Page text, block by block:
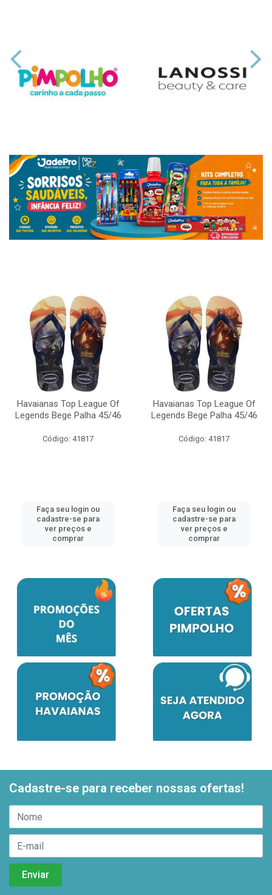
Havaianas Top League Of
Legends Bege Palha 45/46
Código: 41817
Faça seu login ou
cadastre-se para
ver preços e
comprar
Havaianas Top League Of
Legends Bege Palha 45/46
Código: 41817
Faça seu login ou
cadastre-se para
ver preços e
comprar
Cadastre-se para receber nossas ofertas!